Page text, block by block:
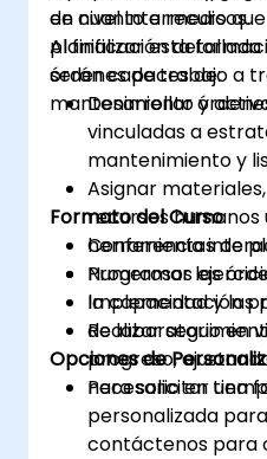
en cuanto a recursos.
de nivel intermedio
planificación
órdenes de trabajo a
mantenimiento y
Al finalizar esta
serán capaces de:
Desarrollar
vinculadas a
mantenimiento y
Asignar
recursos humanos
herramientas de
Programar las
la capacidad y las
Realizar
progreso,
necesario en
Formato del Curso
Conferencia
Numerosos
Implementación
de laboratorio en
Opciones de
Para solicitar una
personalizada
contáctenos para